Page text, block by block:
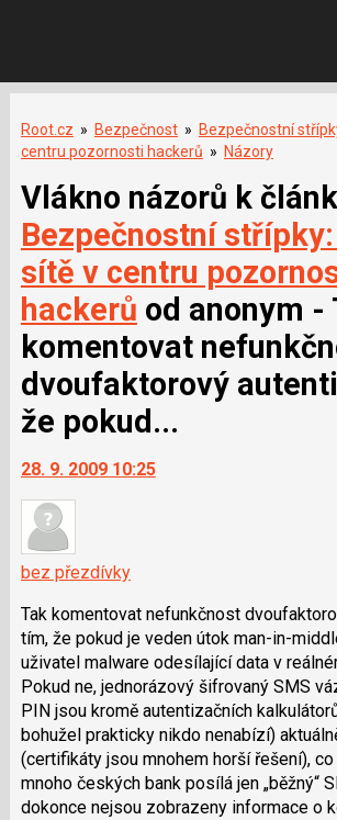
Root.cz » Bezpečnost » Bezpečnostní
centru pozornosti hackerů » Názory
Vlákno názorů k
Bezpečnostní
sítě v centru
hackerů od anonym -
komentovat
dvoufaktorový
že pokud...
28. 9. 2009 10:25
bez přezdívky
Tak komentovat nefunkčnost
tím, že pokud je veden útok man-in-
uživatel malware odesílající data v
Pokud ne, jednorázový šifrovaný SMS
PIN jsou kromě autentizačních
bohužel prakticky nikdo nenabízí)
(certifikáty jsou mnohem horší řešení),
mnoho českých bank posílá jen „běžný“
dokonce nejsou zobrazeny informace o